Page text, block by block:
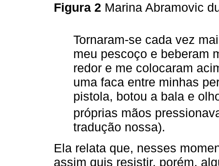
Figura 2 Marina Abramovic
Tornaram-se cada vez
meu pescoço e beberam
redor e me colocaram
uma faca entre minhas
pistola, botou a bala e
próprias mãos
tradução nossa).
Ela relata que, nesses
assim quis resistir, porém,